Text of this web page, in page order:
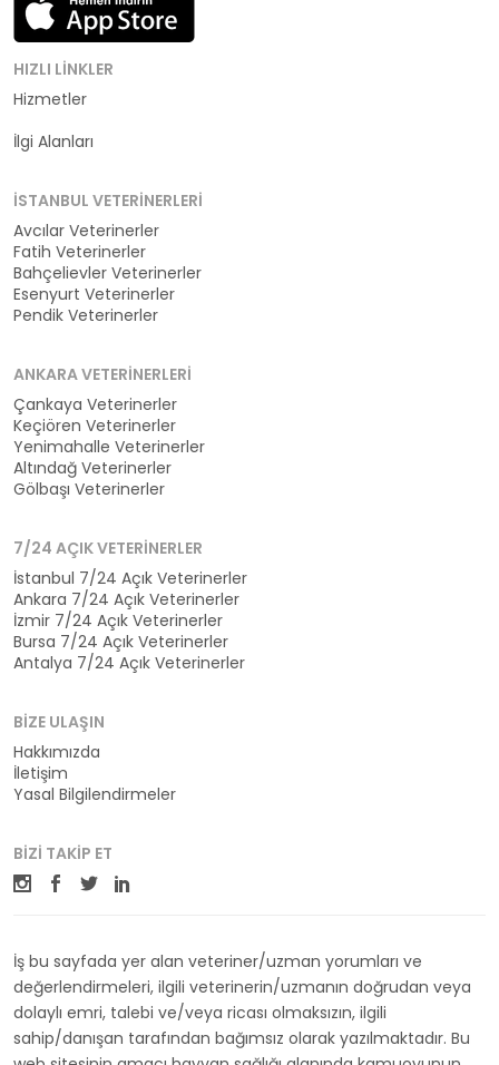
HIZLI LINKLER
Hizmetler
İlgi Alanları
İSTANBUL VETERINERLERI
Avcılar Veterinerler
Fatih Veterinerler
Bahçelievler Veterinerler
Esenyurt Veterinerler
Pendik Veterinerler
ANKARA VETERINERLERI
Çankaya Veterinerler
Keçiören Veterinerler
Yenimahalle Veterinerler
Altındağ Veterinerler
Gölbaşı Veterinerler
7/24 AÇIK VETERINERLER
İstanbul 7/24 Açık Veterinerler
Ankara 7/24 Açık Veterinerler
İzmir 7/24 Açık Veterinerler
Bursa 7/24 Açık Veterinerler
Antalya 7/24 Açık Veterinerler
BIZE ULAŞIN
Hakkımızda
İletişim
Yasal Bilgilendirmeler
BIZI TAKIP ET
İş bu sayfada yer alan veteriner/uzman yorumları ve
değerlendirmeleri, ilgili veterinerin/uzmanın doğrudan veya
dolaylı emri, talebi ve/veya ricası olmaksızın, ilgili
sahip/danışan tarafından bağımsız olarak yazılmaktadır. Bu